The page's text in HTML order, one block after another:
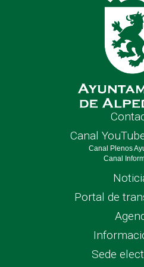
Canal
Canal Plenos
Canal
Portal de
Sede